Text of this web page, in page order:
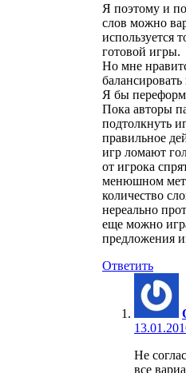
Я поэтому и
слов можно
используется
готовой игры.
Но мне
Я бы
Пока авторы
подтолкнуть
правильное
игр ломают
от игрока
менюшном
количество
нереально
еще можно
предложения
Ответить
Не
все